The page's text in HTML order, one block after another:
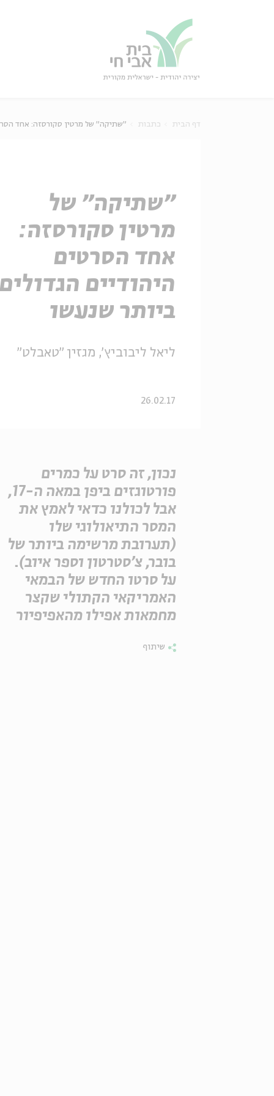
דף הבית כתבות "שתיקה" של מרטין סקורסזה: אחד
"שתיקה" של
מרטין סקורסזה:
אחד הסרטים
היהודיים
ביותר שנעשו
ליאל ליבוביץ', מגזין "טאבלט"
26.02.17
נכון, זה סרט על כמרים
פורטוגזים ביפן במאה ה-17,
אבל לכולנו כדאי לאמץ את
המסר התיאולוגי שלו
(תערובת מרשימה ביותר של
בובר, צ'סטרטון וספר איוב).
על סרטו החדש של הבמאי
האמריקאי הקתולי שקצר
מחמאות אפילו מהאפיפיור
שיתוף